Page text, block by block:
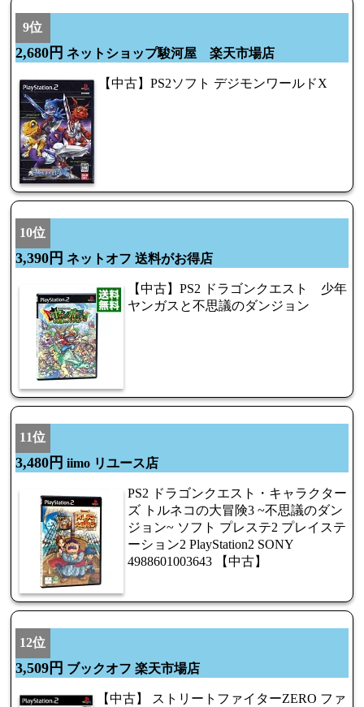
9位
2,680円 ネットショップ駿河屋 楽天市場店
【中古】PS2ソフト デジモンワールドX
10位
3,390円 ネットオフ 送料がお得店
【中古】PS2 ドラゴンクエスト 少年
ヤンガスと不思議のダンジョン
11位
3,480円 iimo リユース店
PS2 ドラゴンクエスト・キャラクター
ズ トルネコの大冒険3 ~不思議のダン
ジョン~ ソフト プレステ2 プレイステ
ーション2 PlayStation2 SONY
4988601003643 【中古】
12位
3,509円 ブックオフ 楽天市場店
【中古】 ストリートファイターZERO ファ